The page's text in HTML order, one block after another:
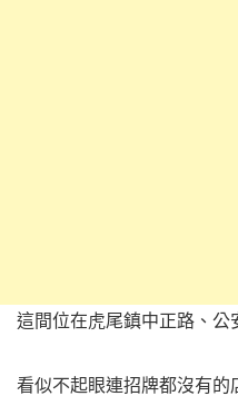
這間位在虎尾鎮中正路、公
看似不起眼連招牌都沒有的